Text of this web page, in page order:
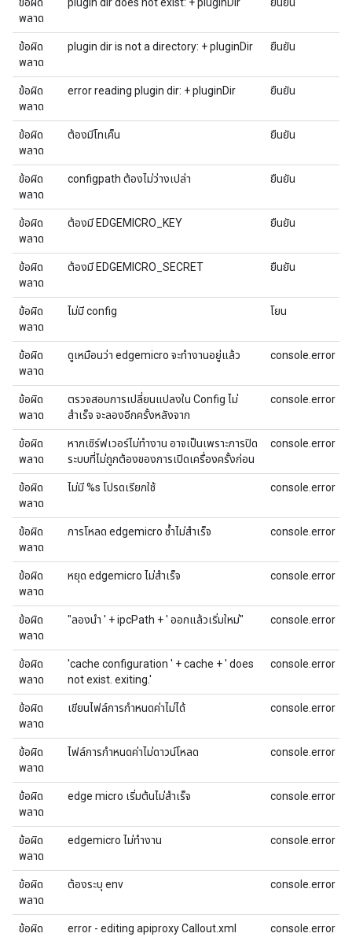
พลาด
ข้อผิด
พลาด
plugin dir is not a directory: + pluginDir ยืนยัน
ข้อผิด
พลาด
error reading plugin dir: + pluginDir ยืนยัน
ข้อผิด
พลาด
ต้องมีโทเค็น ยืนยัน
ข้อผิด
พลาด
configpath ต้องไม่ว่างเปล่า ยืนยัน
ข้อผิด
พลาด
ต้องมี EDGEMICRO_KEY ยืนยัน
ข้อผิด
พลาด
ต้องมี EDGEMICRO_SECRET ยืนยัน
ข้อผิด
พลาด
ไม่มี config โยน
ข้อผิด
พลาด
ดูเหมือนว่า edgemicro จะทำงานอยู่แล้ว console.error
ข้อผิด
พลาด
ตรวจสอบการเปลี่ยนแปลงใน Config ไม่
สำเร็จ จะลองอีกครั้งหลังจาก
console.error
ข้อผิด
พลาด
หากเซิร์ฟเวอร์ไม่ทํางาน อาจเป็นเพราะการปิด
ระบบที่ไม่ถูกต้องของการเปิดเครื่องครั้งก่อน
console.error
ข้อผิด
พลาด
ไม่มี %s โปรดเรียกใช้ console.error
ข้อผิด
พลาด
การโหลด edgemicro ซ้ำไม่สำเร็จ console.error
ข้อผิด
พลาด
หยุด edgemicro ไม่สำเร็จ console.error
ข้อผิด
พลาด
"ลองนำ ' + ipcPath + ' ออกแล้วเริ่มใหม่" console.error
ข้อผิด
พลาด
'cache configuration ' + cache + ' does
not exist. exiting.'
console.error
ข้อผิด
พลาด
เขียนไฟล์การกําหนดค่าไม่ได้ console.error
ข้อผิด
พลาด
ไฟล์การกําหนดค่าไม่ดาวน์โหลด console.error
ข้อผิด
พลาด
edge micro เริ่มต้นไม่สำเร็จ console.error
ข้อผิด
พลาด
edgemicro ไม่ทํางาน console.error
ข้อผิด
พลาด
ต้องระบุ env console.error
ข้อผิด
error - editing apiproxy Callout.xml console.error